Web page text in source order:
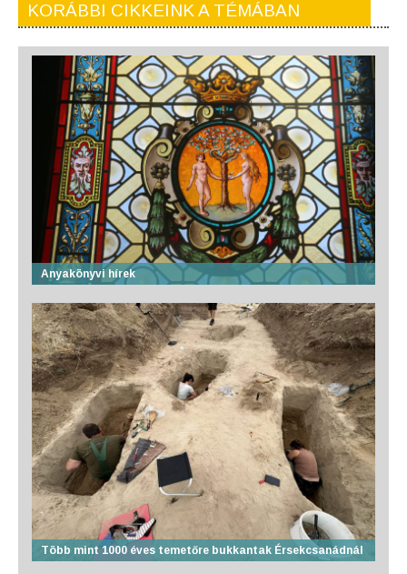
KORÁBBI CIKKEINK A TÉMÁBAN
Anyakönyvi hírek
Több mint 1000 éves temetőre bukkantak Érsekcsanádnál